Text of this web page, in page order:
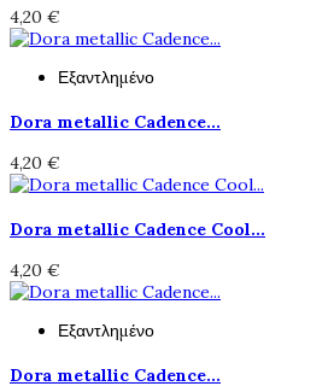
4,20 €
Εξαντλημένο
Dora metallic Cadence...
4,20 €
Dora metallic Cadence Cool...
4,20 €
Εξαντλημένο
Dora metallic Cadence...